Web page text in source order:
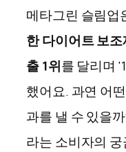
메타그린 슬림업
한 다이어트 보
출 1위를 달리며
했어요. 과연 어
과를 낼 수 있을
라는 소비자의